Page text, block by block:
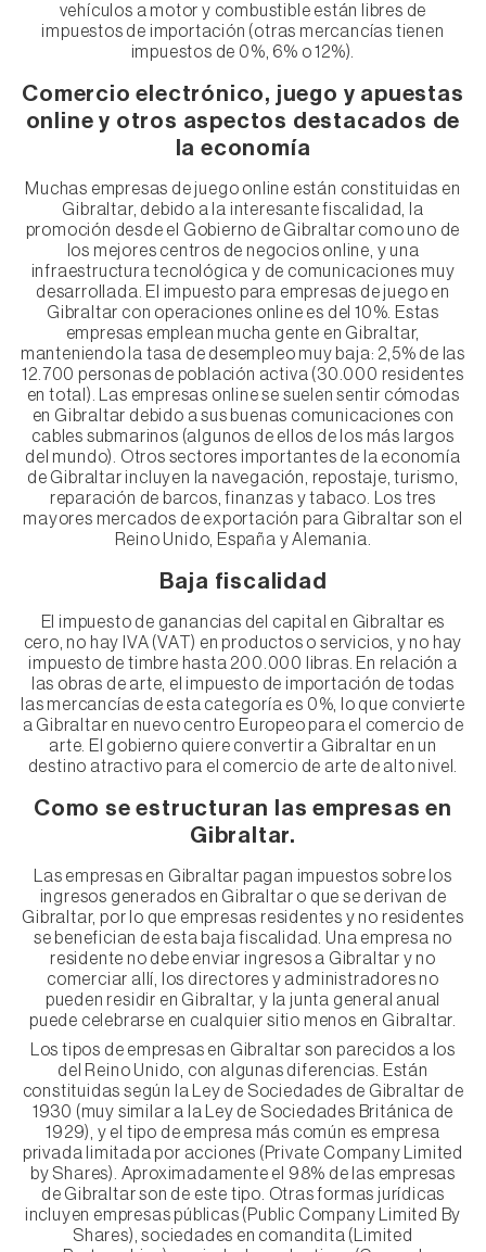
vehículos a motor y combustible están libres de
impuestos de importación (otras mercancías tienen
impuestos de 0%, 6% o 12%).
Comercio electrónico, juego y apuestas
online y otros aspectos destacados de
la economía
Muchas empresas de juego online están constituidas en
Gibraltar, debido a la interesante fiscalidad, la
promoción desde el Gobierno de Gibraltar como uno de
los mejores centros de negocios online, y una
infraestructura tecnológica y de comunicaciones muy
desarrollada. El impuesto para empresas de juego en
Gibraltar con operaciones online es del 10%. Estas
empresas emplean mucha gente en Gibraltar,
manteniendo la tasa de desempleo muy baja: 2,5% de las
12.700 personas de población activa (30.000 residentes
en total). Las empresas online se suelen sentir cómodas
en Gibraltar debido a sus buenas comunicaciones con
cables submarinos (algunos de ellos de los más largos
del mundo). Otros sectores importantes de la economía
de Gibraltar incluyen la navegación, repostaje, turismo,
reparación de barcos, finanzas y tabaco. Los tres
mayores mercados de exportación para Gibraltar son el
Reino Unido, España y Alemania.
Baja fiscalidad
El impuesto de ganancias del capital en Gibraltar es
cero, no hay IVA (VAT) en productos o servicios, y no hay
impuesto de timbre hasta 200.000 libras. En relación a
las obras de arte, el impuesto de importación de todas
las mercancías de esta categoría es 0%, lo que convierte
a Gibraltar en nuevo centro Europeo para el comercio de
arte. El gobierno quiere convertir a Gibraltar en un
destino atractivo para el comercio de arte de alto nivel.
Como se estructuran las empresas en
Gibraltar.
Las empresas en Gibraltar pagan impuestos sobre los
ingresos generados en Gibraltar o que se derivan de
Gibraltar, por lo que empresas residentes y no residentes
se benefician de esta baja fiscalidad. Una empresa no
residente no debe enviar ingresos a Gibraltar y no
comerciar allí, los directores y administradores no
pueden residir en Gibraltar, y la junta general anual
puede celebrarse en cualquier sitio menos en Gibraltar.
Los tipos de empresas en Gibraltar son parecidos a los
del Reino Unido, con algunas diferencias. Están
constituidas según la Ley de Sociedades de Gibraltar de
1930 (muy similar a la Ley de Sociedades Británica de
1929), y el tipo de empresa más común es empresa
privada limitada por acciones (Private Company Limited
by Shares). Aproximadamente el 98% de las empresas
de Gibraltar son de este tipo. Otras formas jurídicas
incluyen empresas públicas (Public Company Limited By
Shares), sociedades en comandita (Limited